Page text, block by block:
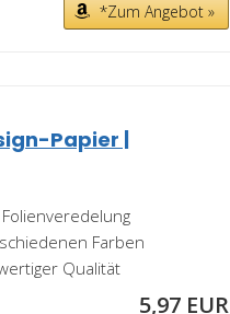
*Zum Angebot »
Papier |
Farben
Qualität
5,97 EUR